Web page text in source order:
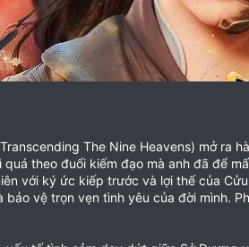
The Nine Heavens) mở ra
theo đuổi kiếm đạo mà anh đã để
với ký ức kiếp trước và lợi thế của
bảo vệ trọn vẹn tình yêu của đời mình.